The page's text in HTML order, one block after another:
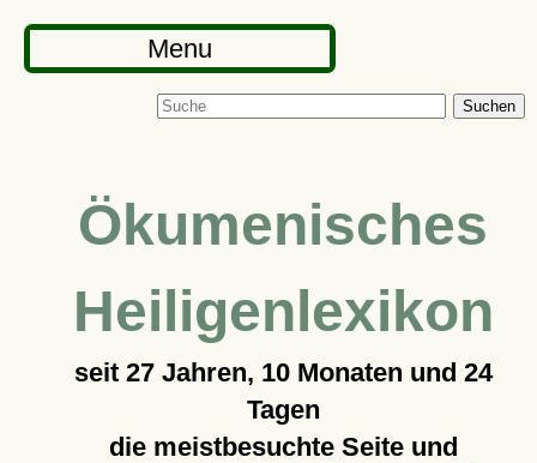
Menu
Suchen
Ökumenisches
Heiligenlexikon
seit 27 Jahren, 10 Monaten und 24
Tagen
die meistbesuchte Seite und